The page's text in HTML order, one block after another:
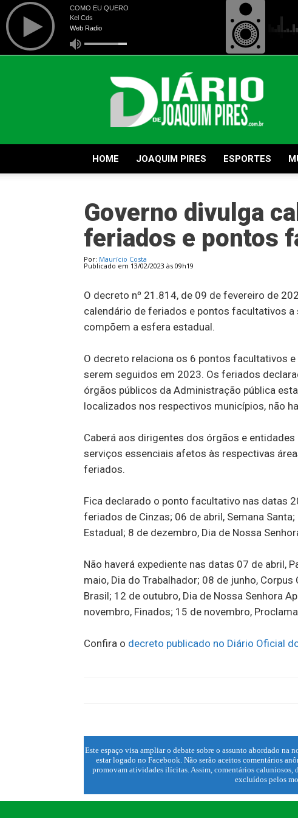
Diário
de
Joaquim
Pires
HOME JOAQUIM PIRES ESPORTES
Governo divulga
feriados e pontos
Por: Maurício Costa
Publicado em 13/02/2023 às 09h19
O decreto nº 21.814, de 09 de fevereiro de
calendário de feriados e pontos facultativos
compõem a esfera estadual.
O decreto relaciona os 6 pontos facultativos
serem seguidos em 2023. Os feriados
órgãos públicos da Administração pública
localizados nos respectivos municípios, não
Caberá aos dirigentes dos órgãos e
serviços essenciais afetos às respectivas
feriados.
Fica declarado o ponto facultativo nas datas
feriados de Cinzas; 06 de abril, Semana
Estadual; 8 de dezembro, Dia de Nossa
Não haverá expediente nas datas 07 de abril,
maio, Dia do Trabalhador; 08 de junho,
Brasil; 12 de outubro, Dia de Nossa Senhora
novembro, Finados; 15 de novembro,
Confira o decreto publicado no Diário Oficial
Este espaço visa ampliar o debate sobre o assunto abordado
estar logado no Facebook. Não serão aceitos comentários
promovam atividades ilícitas. Assim, comentários caluniosos,
excluídos pelos